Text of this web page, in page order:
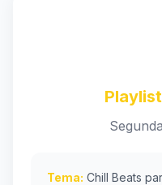
Tema: Chill Beats